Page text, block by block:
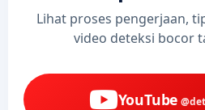
Lihat proses pengerjaan,
video deteksi bocor
YouTube